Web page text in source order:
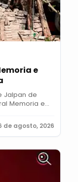
e
Jalpan de
Memoria e...
de agosto, 2026